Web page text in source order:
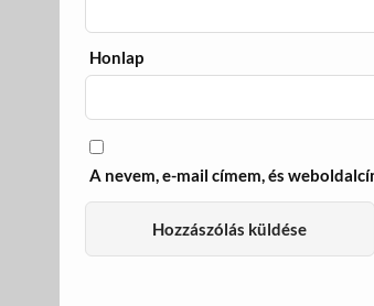
Honlap
A nevem, e-mail címem, és